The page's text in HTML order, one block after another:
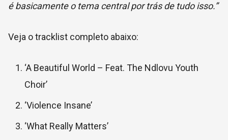
é basicamente o tema central por trás de tudo isso.”
Veja o tracklist completo abaixo:
‘A Beautiful World – Feat. The Ndlovu Youth
Choir’
‘Violence Insane’
‘What Really Matters’